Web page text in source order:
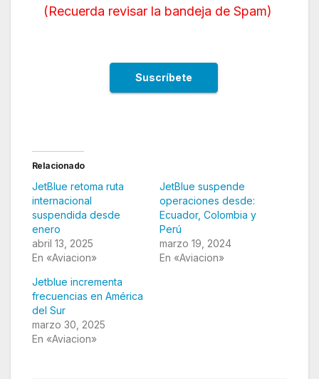
(Recuerda revisar la bandeja de Spam)
Relacionado
JetBlue retoma ruta
internacional
suspendida desde
enero
abril 13, 2025
En «Aviacion»
JetBlue suspende
operaciones desde:
Ecuador, Colombia y
Perú
marzo 19, 2024
En «Aviacion»
Jetblue incrementa
frecuencias en América
del Sur
marzo 30, 2025
En «Aviacion»